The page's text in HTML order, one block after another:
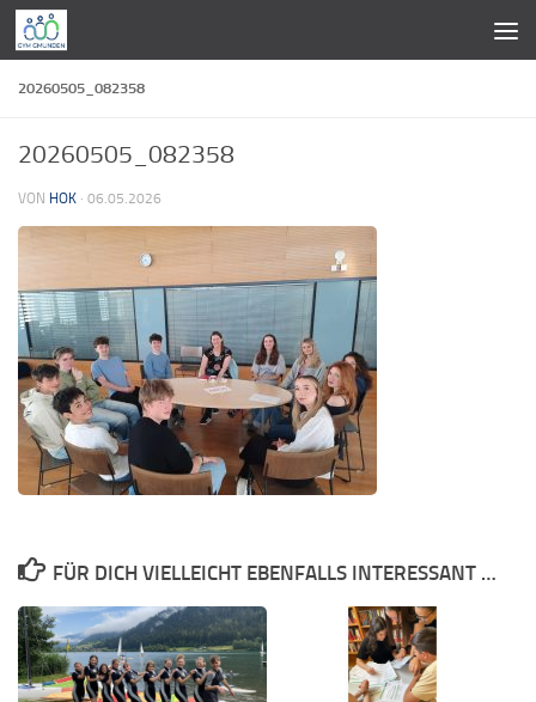
Zum Inhalt springen
20260505_082358
20260505_082358
VON HOK · 06.05.2026
FÜR DICH VIELLEICHT EBENFALLS INTERESSANT …